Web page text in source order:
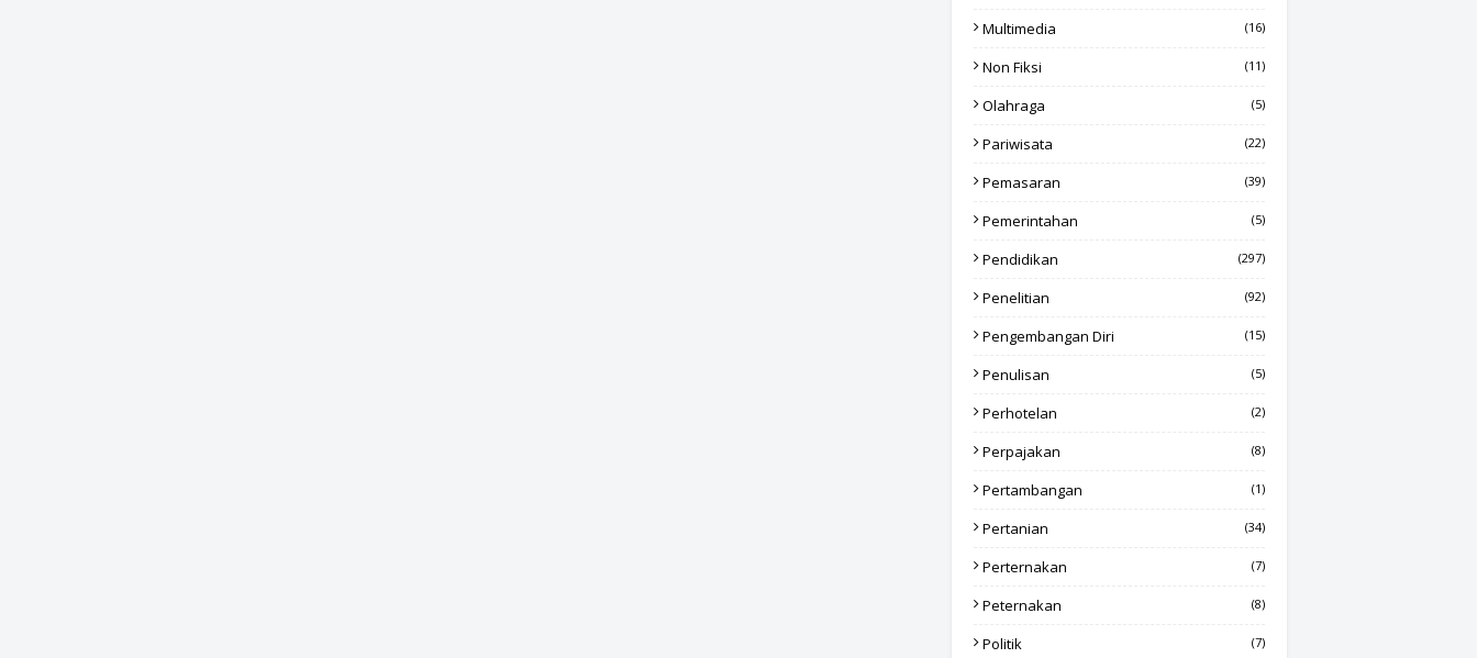
Multimedia (16)
Non Fiksi (11)
Olahraga (5)
Pariwisata (22)
Pemasaran (39)
Pemerintahan (5)
Pendidikan (297)
Penelitian (92)
Pengembangan Diri (15)
Penulisan (5)
Perhotelan (2)
Perpajakan (8)
Pertambangan (1)
Pertanian (34)
Perternakan (7)
Peternakan (8)
Politik (7)